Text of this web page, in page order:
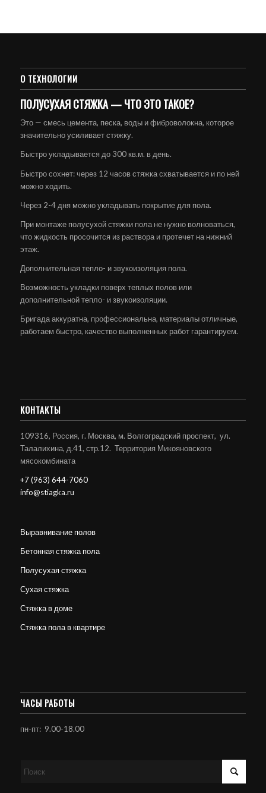
О ТЕХНОЛОГИИ
ПОЛУСУХАЯ СТЯЖКА — ЧТО ЭТО ТАКОЕ?
Это — смесь цемента, песка, воды и фиброволокна, которое
значительно усиливает стяжку.
Быстро укладывается до 300 кв.м. в день.
Быстро сохнет: через 12 часов стяжка схватывается и по ней
можно ходить.
Через 2-4 дня можно укладывать покрытие для пола.
При монтаже полусухой стяжки пола не нужно волноваться,
что жидкость просочится из раствора и протечет на нижний
этаж.
Дополнительная тепло- и звукоизоляция пола.
Возможность укладки поверх теплых полов или
дополнительной тепло- и звукоизоляции.
Бригада аккуратна, профессиональна, материалы отличные,
работаем быстро, качество выполненных работ гарантируем.
КОНТАКТЫ
109316, Россия, г. Москва, м. Волгоградский проспект, ул.
Талалихина, д.41, стр.12. Территория Микояновского
мясокомбината
+7 (963) 644-7060
info@stiagka.ru
Выравнивание полов
Бетонная стяжка пола
Полусухая стяжка
Сухая стяжка
Стяжка в доме
Стяжка пола в квартире
ЧАСЫ РАБОТЫ
пн-пт: 9.00-18.00